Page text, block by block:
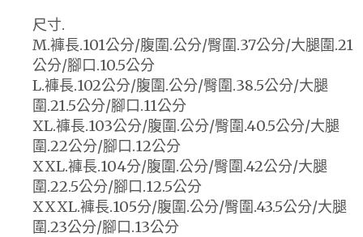
尺寸.
M.褲長.101公分/腹圍.公分/臀圍.37公分/大腿圍.21
公分/腳口.10.5公分
L.褲長.102公分/腹圍.公分/臀圍.38.5公分/大腿
圍.21.5公分/腳口.11公分
XL.褲長.103公分/腹圍.公分/臀圍.40.5公分/大腿
圍.22公分/腳口.12公分
XXL.褲長.104分/腹圍.公分/臀圍.42公分/大腿
圍.22.5公分/腳口.12.5公分
XXXL.褲長.105分/腹圍.公分/臀圍.43.5公分/大腿
圍.23公分/腳口.13公分